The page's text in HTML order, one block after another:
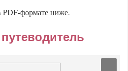
PDF-формате ниже.